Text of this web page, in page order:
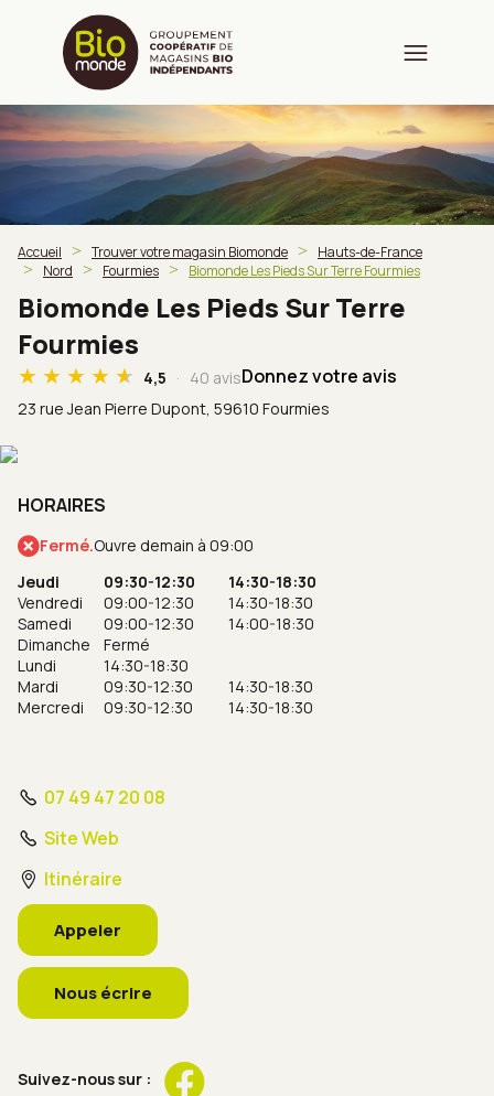
Accueil Trouver votre magasin Biomonde
Hauts-de-France
Nord
Fourmies Biomonde Les Pieds Sur Terre Fourmies
Biomonde Les Pieds Sur Terre
Fourmies
4,5 40 avisDonnez votre avis
23 rue Jean Pierre Dupont, 59610 Fourmies
HORAIRES
Fermé.Ouvre demain à 09:00
Jeudi
09:30-12:30
14:30-18:30
Vendredi
09:00-12:30
14:30-18:30
Samedi
09:00-12:30
14:00-18:30
Dimanche
Fermé
Lundi
14:30-18:30
Mardi
09:30-12:30
14:30-18:30
Mercredi
09:30-12:30 14:30-18:30
07 49 47 20 08
Site Web
Itinéraire
Appeler
Nous écrire
Suivez-nous sur :